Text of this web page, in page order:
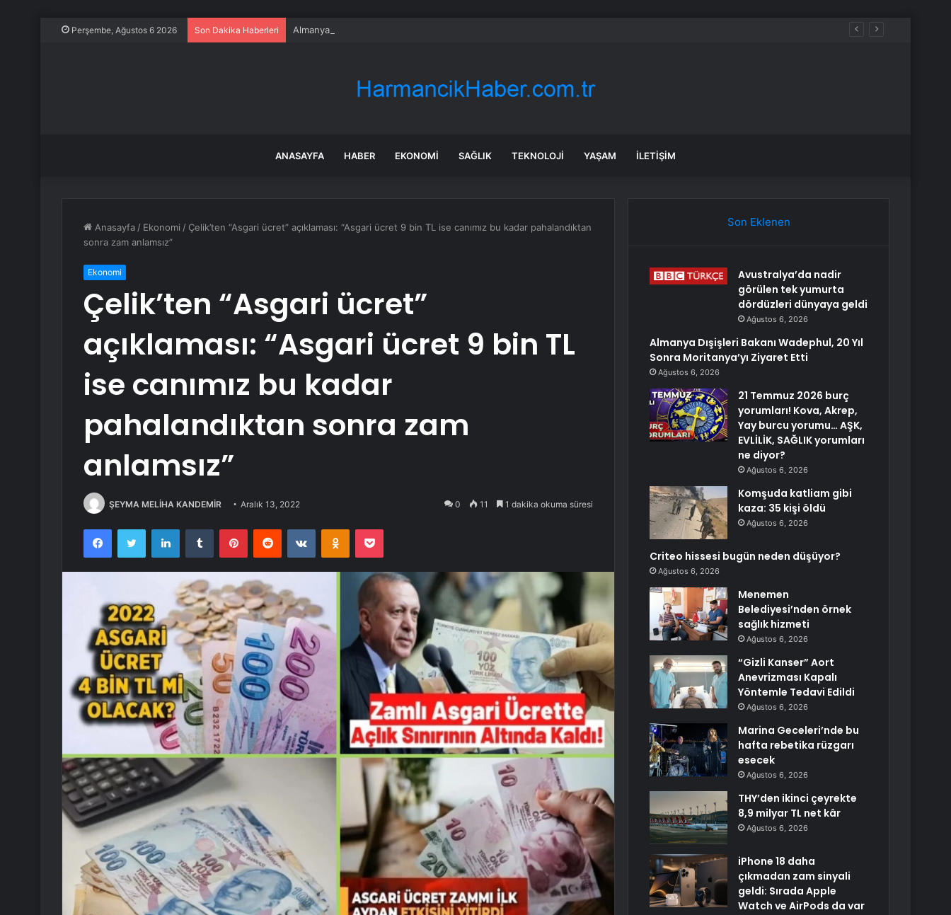
Perşembe, Ağustos 6 2026 Son Dakika Haberleri Almanya Dışişleri Bakanı Wadephul, 20 Yıl Sonra Moritanya’yı Ziyaret Etti
ANASAYFA HABER EKONOMI SAĞLIK TEKNOLOJI YAŞAM İLETIŞIM
Anasayfa / Ekonomi / Çelik’ten “Asgari ücret” açıklaması: “Asgari ücret 9 bin TL ise canımız bu kadar pahalandıktan
sonra zam anlamsız”
Ekonomi
Çelik’ten “Asgari ücret”
açıklaması: “Asgari ücret 9 bin TL
ise canımız bu kadar
pahalandıktan sonra zam
anlamsız”
ŞEYMA MELİHA KANDEMİR Aralık 13, 2022 0 11 1 dakika okuma süresi
FacebookTwitter LinkedInTumblr PinterestReddit VKontakteOdnoklassniki
Pocket
Son Eklenen
Avustralya’da nadir
görülen tek yumurta
dördüzleri dünyaya geldi
Ağustos 6, 2026
Almanya Dışişleri Bakanı Wadephul, 20 Yıl
Sonra Moritanya’yı Ziyaret Etti
Ağustos 6, 2026
21 Temmuz 2026 burç
yorumları! Kova, Akrep,
Yay burcu yorumu… AŞK,
EVLİLİK, SAĞLIK yorumları
ne diyor?
Ağustos 6, 2026
Komşuda katliam gibi
kaza: 35 kişi öldü
Ağustos 6, 2026
Criteo hissesi bugün neden düşüyor?
Ağustos 6, 2026
Menemen
Belediyesi’nden örnek
sağlık hizmeti
Ağustos 6, 2026
“Gizli Kanser” Aort
Anevrizması Kapalı
Yöntemle Tedavi Edildi
Ağustos 6, 2026
Marina Geceleri’nde bu
hafta rebetika rüzgarı
esecek
Ağustos 6, 2026
THY’den ikinci çeyrekte
8,9 milyar TL net kâr
Ağustos 6, 2026
iPhone 18 daha
çıkmadan zam sinyali
geldi: Sırada Apple
Watch ve AirPods da var